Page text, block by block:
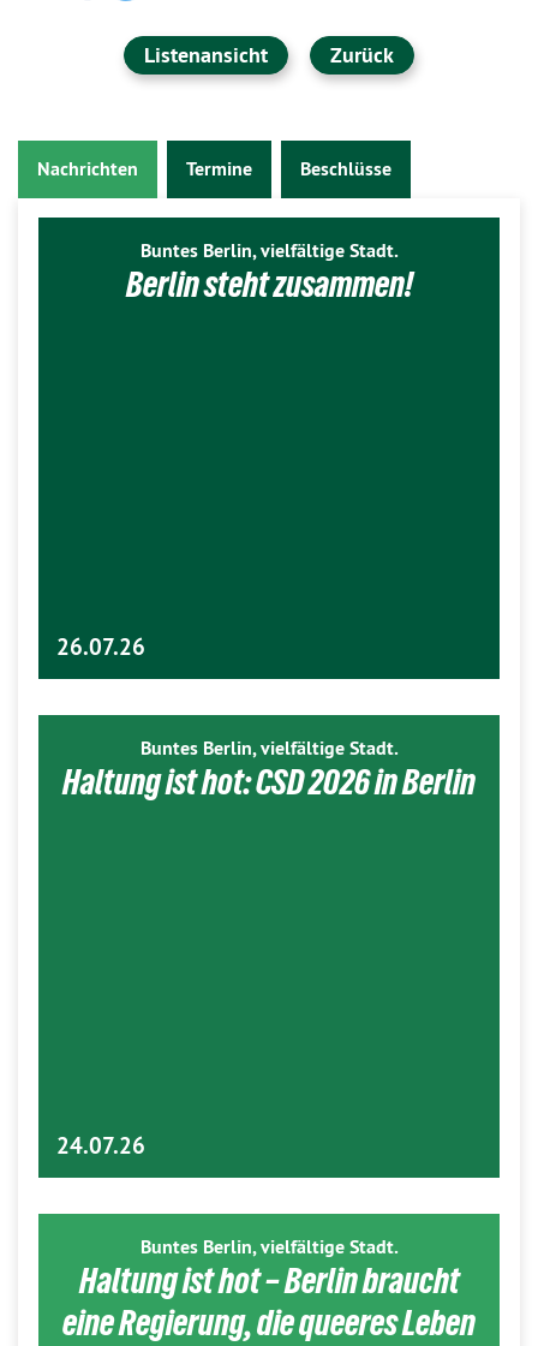
Listenansicht Zurück
Nachrichten Termine Beschlüsse
Buntes Berlin, vielfältige Stadt.
Berlin steht zusammen!
26.07.26
Buntes Berlin, vielfältige Stadt.
Haltung ist hot: CSD 2026 in Berlin
24.07.26
Buntes Berlin, vielfältige Stadt.
Haltung ist hot – Berlin braucht
eine Regierung, die queeres Leben